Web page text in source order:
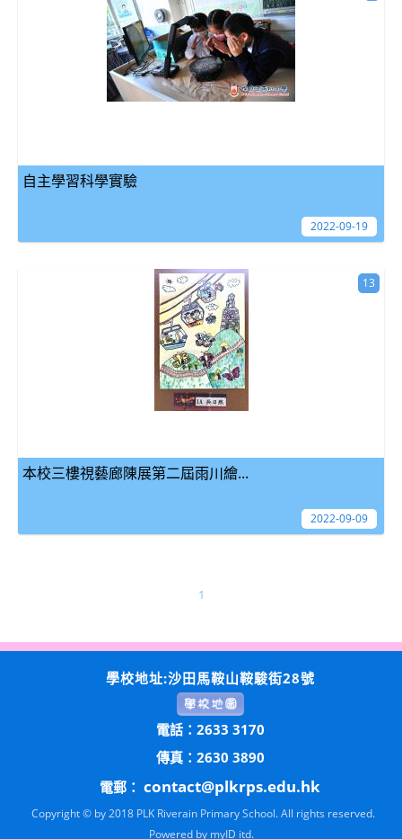
自主學習科學實驗
2022-09-19
本校三樓視藝廊陳展第二屆雨川繪...
13
2022-09-09
1
學校地址:沙田馬鞍山鞍駿街28號
電話：2633 3170
傳真：2630 3890
電郵： contact@plkrps.edu.hk
Copyright © by 2018 PLK Riverain Primary School. All rights reserved.
Powered by myID itd.